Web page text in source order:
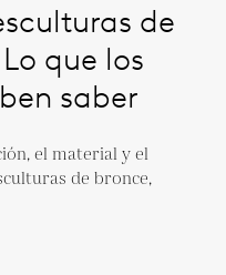
de
que los
saber
el material y el
de bronce,